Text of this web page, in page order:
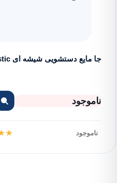
جا مایع دستشویی شیشه ای rostic
ناموجود
ناموجود ★